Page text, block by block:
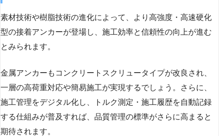
素材技術や樹脂技術の進化によって、より高強度・高速硬化
型の接着アンカーが登場し、施工効率と信頼性の向上が進む
とみられます。
金属アンカーもコンクリートスクリュータイプが改良され、
一層の高荷重対応や簡易施工が実現するでしょう。さらに、
施工管理をデジタル化し、トルク測定・施工履歴を自動記録
する仕組みが普及すれば、品質管理の標準がさらに高まると
期待されます。